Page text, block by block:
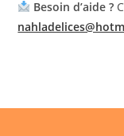
Besoin d’aide ?